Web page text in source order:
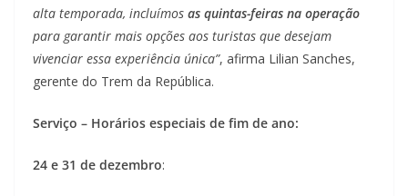
alta temporada, incluímos as quintas-feiras na operação
para garantir mais opções aos turistas que desejam
vivenciar essa experiência única”, afirma Lilian Sanches,
gerente do Trem da República.
Serviço – Horários especiais de fim de ano:
24 e 31 de dezembro: